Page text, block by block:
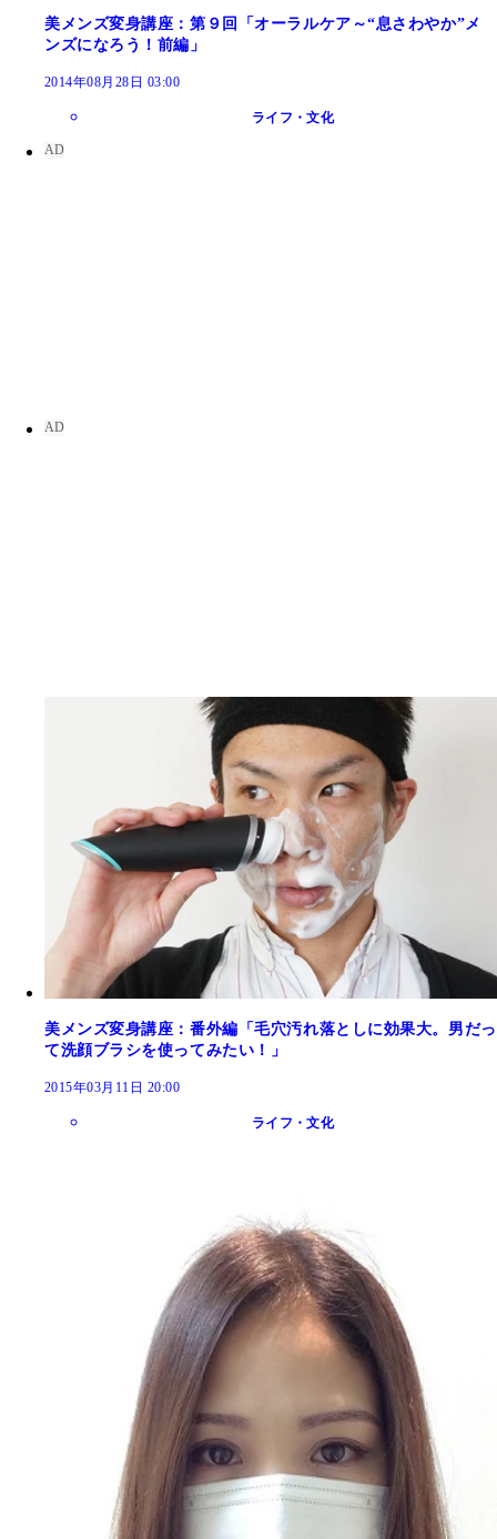
美メンズ変身講座：第９回「オーラルケア～“息さわやか”メ
ンズになろう！前編」
2014年08月28日 03:00
ライフ・文化
美メンズ変身講座：番外編「毛穴汚れ落としに効果大。男だっ
て洗顔ブラシを使ってみたい！」
2015年03月11日 20:00
ライフ・文化